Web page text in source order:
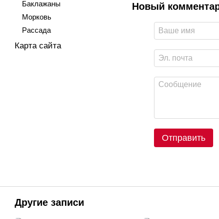
Новый
Отправить
Баклажаны
Морковь
Рассада
Карта сайта
Другие записи